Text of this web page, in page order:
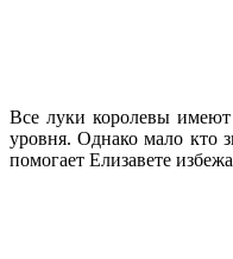
Все луки королевы имеют
уровня. Однако мало кто
помогает Елизавете